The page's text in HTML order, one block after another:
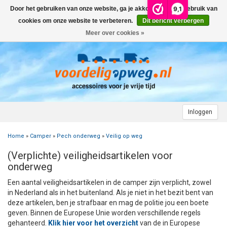
9,1
Inloggen
Menu
FIETSENDRAGER
FIETSENDRAGER OP DE TREKHAAK
FIETSENDRAGER VOOR ELEKTRISCHE FIETSEN
TWINNY LOAD ONDERDELEN
FIETSENDRAGER TOEBEHOREN
INFORMATIE OVER FIETSENDRAGERS
DAKDRAGERS
FORD
OPEL
PEUGEOT
RENAULT
+
AUTOHOES POLYESTER EN 3-LAAGS
DAKHOES POLYESTER
INFORMATIE OVER AUTOHOEZEN
WIELDOPPEN
12 INCH
13 INCH
14 INCH
LAADKABEL ELEKTRISCHE AUTO
LAADKABEL TYPE 2
LAADKABEL TYPE 1
+
STARTEN & LADEN
ELEKTRISCH LADEN
VEILIG OP WEG
CAMPER
WIELDOPPEN
+
ZOEKHULP NAAR CAMPERHOES
INFORMATIE OVER CAMPERHOEZEN
SNEEUWKETTINGEN
PECH ONDERWEG
STARTKABELS EN ACCUBOOSTER
VEILIG OP WEG
ACCULADER
AANHANGWAGEN
ACCESSOIRES
INFORMATIE OVER STEKKERS & STEKKERDOZEN
ONDERDELEN
REGELGEVING M.B.T. VERLICHTING
ADVIES BIJ DEFECTE VERLICHTING
+
ACCULADER
ACCESSOIRES
CARAVAN
ACCULADER
+
ACCESSOIRES
INFORMATIE OVER STEKKERS & STEKKERDOZEN
ONDERDELEN
TOPDEALS
AUTO
CAMPER
Home » Camper » Pech onderweg » Veilig op weg
(Verplichte) veiligheidsartikelen voor
onderweg
Een aantal veiligheidsartikelen in de camper zijn verplicht, zowel
in Nederland als in het buitenland. Als je niet in het bezit bent van
deze artikelen, ben je strafbaar en mag de politie jou een boete
geven. Binnen de Europese Unie worden verschillende regels
gehanteerd.
Klik hier voor het overzichtvan de in Europese
Door het gebruiken van onze website, ga je akkoord met het gebruik van
cookies om onze website te verbeteren.
Dit bericht verbergen
Meer over cookies »